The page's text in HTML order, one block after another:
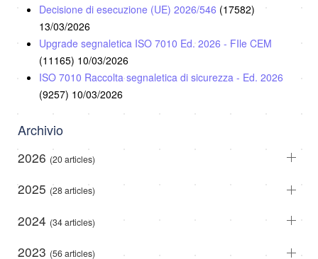
Decisione di esecuzione (UE) 2026/546 (17582)
13/03/2026
Upgrade segnaletica ISO 7010 Ed. 2026 - FIle CEM
(11165) 10/03/2026
ISO 7010 Raccolta segnaletica di sicurezza - Ed. 2026
(9257) 10/03/2026
Archivio
2026 (20 articles)
2025 (28 articles)
2024 (34 articles)
2023 (56 articles)